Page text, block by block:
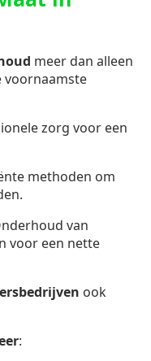
meer dan alleen
voornaamste
zorg voor een
methoden om
van
voor een nette
ook
: